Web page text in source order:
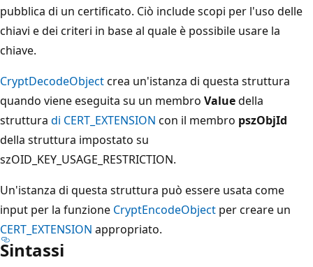
pubblica di un certificato. Ciò include scopi per l'uso delle
chiavi e dei criteri in base al quale è possibile usare la
chiave.
CryptDecodeObjectcrea un'istanza di questa struttura
quando viene eseguita su un membro Valuedella
struttura di CERT_EXTENSION con il membro pszObjId
della struttura impostato su
szOID_KEY_USAGE_RESTRICTION.
Un'istanza di questa struttura può essere usata come
input per la funzione CryptEncodeObject per creare un
CERT_EXTENSION appropriato.
Sintassi